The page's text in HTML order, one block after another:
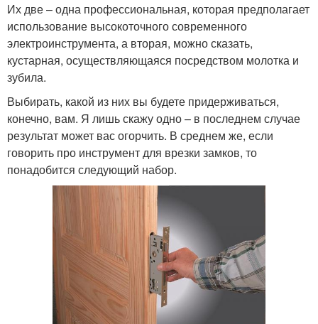
Их две – одна профессиональная, которая предполагает
использование высокоточного современного
электроинструмента, а вторая, можно сказать,
кустарная, осуществляющаяся посредством молотка и
зубила.
Выбирать, какой из них вы будете придерживаться,
конечно, вам. Я лишь скажу одно – в последнем случае
результат может вас огорчить. В среднем же, если
говорить про инструмент для врезки замков, то
понадобится следующий набор.